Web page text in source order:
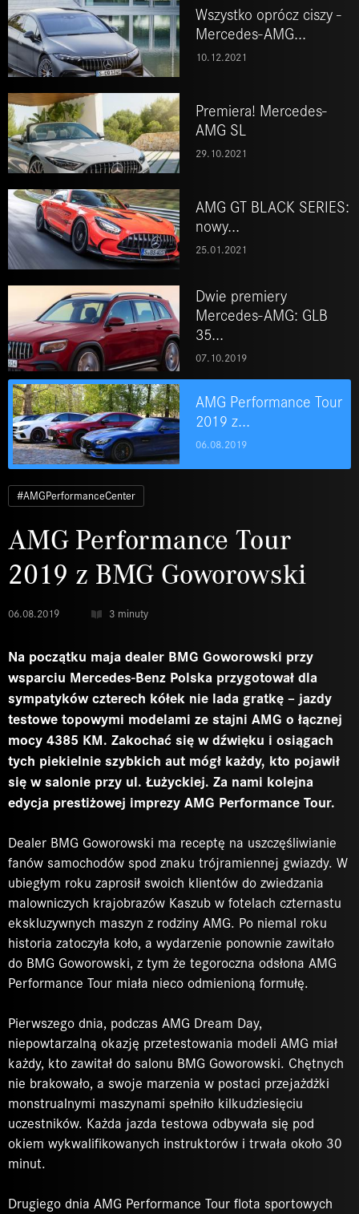
#AMGPerformanceCenter
AMG Performance Tour
2019 z BMG Goworowski
06.08.2019 3 minuty
Na początku maja dealer BMG Goworowski przy
wsparciu Mercedes-Benz Polska przygotował dla
sympatyków czterech kółek nie lada gratkę – jazdy
testowe topowymi modelami ze stajni AMG o łącznej
mocy 4385 KM. Zakochać się w dźwięku i osiągach
tych piekielnie szybkich aut mógł każdy, kto pojawił
się w salonie przy ul. Łużyckiej. Za nami kolejna
edycja prestiżowej imprezy AMG Performance Tour.
Dealer BMG Goworowski ma receptę na uszczęśliwianie
fanów samochodów spod znaku trójramiennej gwiazdy. W
ubiegłym roku zaprosił swoich klientów do zwiedzania
malowniczych krajobrazów Kaszub w fotelach czternastu
ekskluzywnych maszyn z rodziny AMG. Po niemal roku
historia zatoczyła koło, a wydarzenie ponownie zawitało
do BMG Goworowski, z tym że tegoroczna odsłona AMG
Performance Tour miała nieco odmienioną formułę.
Pierwszego dnia, podczas AMG Dream Day,
niepowtarzalną okazję przetestowania modeli AMG miał
każdy, kto zawitał do salonu BMG Goworowski. Chętnych
nie brakowało, a swoje marzenia w postaci przejażdżki
monstrualnymi maszynami spełniło kilkudziesięciu
uczestników. Każda jazda testowa odbywała się pod
okiem wykwalifikowanych instruktorów i trwała około 30
minut.
Drugiego dnia AMG Performance Tour flota sportowych
Wszystko oprócz ciszy -
Mercedes-AMG...
10.12.2021
Premiera! Mercedes-
AMG SL
29.10.2021
AMG GT BLACK SERIES:
nowy...
25.01.2021
Dwie premiery
Mercedes-AMG: GLB
35...
07.10.2019
AMG Performance Tour
2019 z...
06.08.2019